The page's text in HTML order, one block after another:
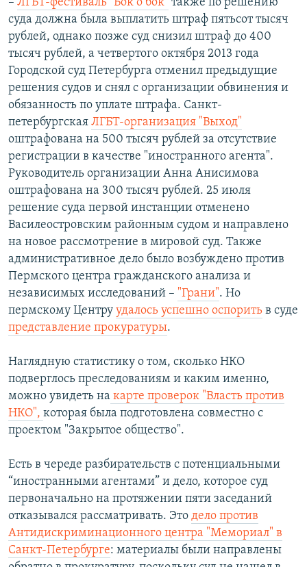
суда должна была выплатить штраф пятьсот тысяч
рублей, однако позже суд снизил штраф до 400
тысяч рублей, а четвертого октября 2013 года
Городской суд Петербурга отменил предыдущие
решения судов и снял с организации обвинения и
обязанность по уплате штрафа. Санкт-
петербургская ЛГБТ-организация "Выход"
оштрафована на 500 тысяч рублей за отсутствие
регистрации в качестве "иностранного агента".
Руководитель организации Анна Анисимова
оштрафована на 300 тысяч рублей. 25 июля
решение суда первой инстанции отменено
Василеостровским районным судом и направлено
на новое рассмотрение в мировой суд. Также
административное дело было возбуждено против
Пермского центра гражданского анализа и
независимых исследований – "Грани". Но
пермскому Центру удалось успешно оспорить в суде
представление прокуратуры.
Наглядную статистику о том, сколько НКО
подверглось преследованиям и каким именно,
можно увидеть на карте проверок "Власть против
НКО", которая была подготовлена совместно с
проектом "Закрытое общество".
Есть в череде разбирательств с потенциальными
“иностранными агентами” и дело, которое суд
первоначально на протяжении пяти заседаний
отказывался рассматривать. Это дело против
Антидискриминационного центра "Мемориал" в
Санкт-Петербурге: материалы были направлены